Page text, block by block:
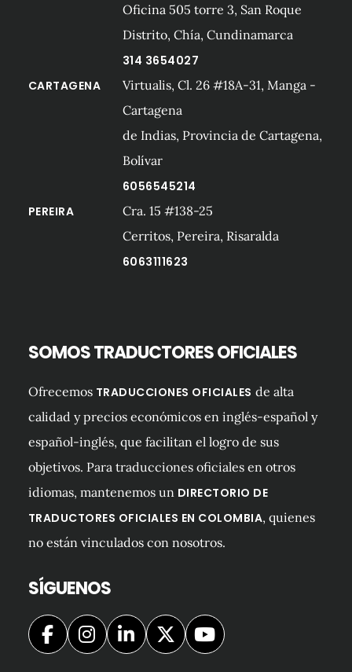
Oficina 505 torre 3, San Roque
Distrito, Chía, Cundinamarca
314 3654027
CARTAGENA
Virtualis, Cl. 26 #18A-31, Manga -
Cartagena
de Indias, Provincia de Cartagena,
Bolívar
6056545214
PEREIRA
Cra. 15 #138-25
Cerritos, Pereira, Risaralda
6063111623
SOMOS TRADUCTORES OFICIALES
Ofrecemos TRADUCCIONES OFICIALES de alta
calidad y precios económicos en inglés-español y
español-inglés, que facilitan el logro de sus
objetivos. Para traducciones oficiales en otros
idiomas, mantenemos un DIRECTORIO DE
TRADUCTORES OFICIALES EN COLOMBIA, quienes
no están vinculados con nosotros.
SÍGUENOS